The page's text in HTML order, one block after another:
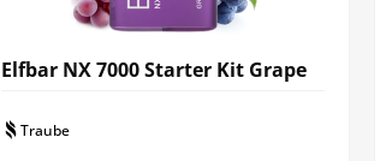
Elfbar NX 7000 Starter Kit Grape
Traube